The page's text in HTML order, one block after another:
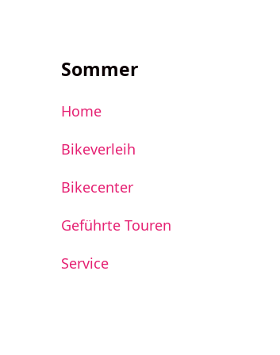
Sommer
Home
Bikeverleih
Bikecenter
Geführte Touren
Service